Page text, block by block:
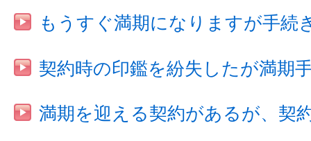
もうすぐ満期になりますが手続
契約時の印鑑を紛失したが満期
満期を迎える契約があるが、契